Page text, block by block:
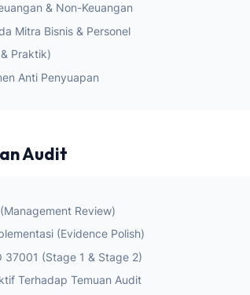
& Non-Keuangan
Mitra Bisnis & Personel
Praktik)
Anti Penyuapan
Audit
Review)
(Evidence Polish)
37001 (Stage 1 & Stage 2)
Terhadap Temuan Audit